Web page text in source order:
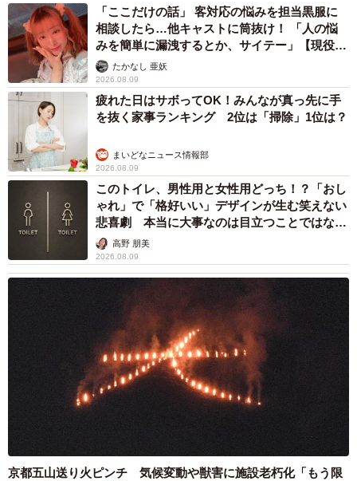
「ここだけの話」 客対応の悩みを担当黒服に
相談したら…他キャストに筒抜け！ 「人の悩
みを簡単に漏洩するとか、サイテー」【現役キ
ャストに取材】
たかなし 亜妖
2026.08.09
疲れた日はサボってOK！みんなが真っ先に手
を抜く家事ランキング 2位は「掃除」1位は？
まいどなニュース情報部
2026.08.09
このトイレ、男性用と女性用どっち！？「おし
ゃれ」で「格好いい」デザインが生む笑えない
悲喜劇 本当に大事なのは目立つことではな
く…高野 朋美
2026.08.09
京都五山送り火ピンチ 気候変動や獣害に施設老朽化「もう限